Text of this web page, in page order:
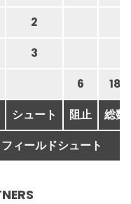
2
3
6 18
シュート 阻止 総数
フィールドシュート